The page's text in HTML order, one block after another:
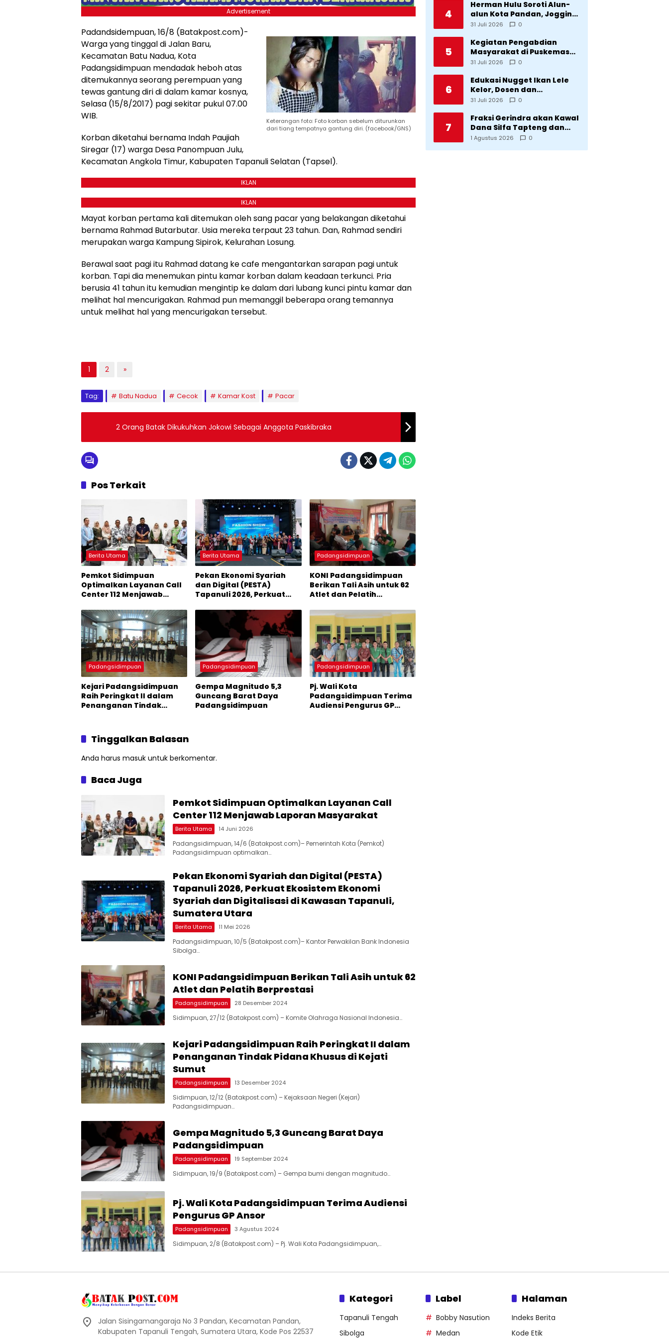
Advertisement
Keterangan foto: Foto korban sebelum diturunkan
dari tiang tempatnya gantung diri. (facebook/GNS)
Padandsidempuan, 16/8 (Batakpost.com)-
Warga yang tinggal di Jalan Baru,
Kecamatan Batu Nadua, Kota
Padangsidimpuan mendadak heboh atas
ditemukannya seorang perempuan yang
tewas gantung diri di dalam kamar kosnya,
Selasa (15/8/2017) pagi sekitar pukul 07.00
WIB.
Korban diketahui bernama Indah Paujiah
Siregar (17) warga Desa Panompuan Julu,
Kecamatan Angkola Timur, Kabupaten Tapanuli Selatan (Tapsel).
IKLAN
IKLAN
Mayat korban pertama kali ditemukan oleh sang pacar yang belakangan diketahui
bernama Rahmad Butarbutar. Usia mereka terpaut 23 tahun. Dan, Rahmad sendiri
merupakan warga Kampung Sipirok, Kelurahan Losung.
Berawal saat pagi itu Rahmad datang ke cafe mengantarkan sarapan pagi untuk
korban. Tapi dia menemukan pintu kamar korban dalam keadaan terkunci. Pria
berusia 41 tahun itu kemudian mengintip ke dalam dari lubang kunci pintu kamar dan
melihat hal mencurigakan. Rahmad pun memanggil beberapa orang temannya
untuk melihat hal yang mencurigakan tersebut.
1 2 »
Tag: Batu Nadua Cecok Kamar Kost Pacar
2 Orang Batak Dikukuhkan Jokowi Sebagai Anggota Paskibraka
Pos Terkait
Berita Utama
Pemkot Sidimpuan
Optimalkan Layanan Call
Center 112 Menjawab
Berita Utama
Pekan Ekonomi Syariah
dan Digital (PESTA)
Tapanuli 2026, Perkuat
dan Digitalisasi di
Kawasan Tapanuli,
Sumatera Utara
Padangsidimpuan
KONI Padangsidimpuan
Berikan Tali Asih untuk 62
Atlet dan Pelatih
Padangsidimpuan
Kejari Padangsidimpuan
Raih Peringkat II dalam
Penanganan Tindak
Padangsidimpuan
Gempa Magnitudo 5,3
Guncang Barat Daya
Padangsidimpuan
Padangsidimpuan
Pj. Wali Kota
Padangsidimpuan Terima
Audiensi Pengurus GP
Tinggalkan Balasan
Anda harus masuk untuk berkomentar.
Baca Juga
Pemkot Sidimpuan Optimalkan Layanan Call
Center 112 Menjawab Laporan Masyarakat
Berita Utama 14 Juni 2026
Padangsidimpuan, 14/6 (Batakpost.com)– Pemerintah Kota (Pemkot)
Padangsidimpuan optimalkan…
Pekan Ekonomi Syariah dan Digital (PESTA)
Tapanuli 2026, Perkuat Ekosistem Ekonomi
Syariah dan Digitalisasi di Kawasan Tapanuli,
Sumatera Utara
Berita Utama 11 Mei 2026
Padangsidimpuan, 10/5 (Batakpost.com)– Kantor Perwakilan Bank Indonesia
Sibolga…
KONI Padangsidimpuan Berikan Tali Asih untuk 62
Atlet dan Pelatih Berprestasi
Padangsidimpuan 28 Desember 2024
Sidimpuan, 27/12 (Batakpost.com) – Komite Olahraga Nasional Indonesia…
Kejari Padangsidimpuan Raih Peringkat II dalam
Penanganan Tindak Pidana Khusus di Kejati
Sumut
Padangsidimpuan 13 Desember 2024
Sidimpuan, 12/12 (Batakpost.com) – Kejaksaan Negeri (Kejari)
Padangsidimpuan…
Gempa Magnitudo 5,3 Guncang Barat Daya
Padangsidimpuan
Padangsidimpuan 19 September 2024
Sidimpuan, 19/9 (Batakpost.com) – Gempa bumi dengan magnitudo…
Pj. Wali Kota Padangsidimpuan Terima Audiensi
Pengurus GP Ansor
Padangsidimpuan 3 Agustus 2024
Sidimpuan, 2/8 (Batakpost.com) – Pj. Wali Kota Padangsidimpuan,…
4
Herman Hulu Soroti Alun-
alun Kota Pandan, Jogging
Track, Lampu Jalan Lingkar
31 Juli 2026 0
5
Kegiatan Pengabdian
Masyarakat di Puskemas
Sitadatada
31 Juli 2026 0
6
Edukasi Nugget Ikan Lele
Kelor, Dosen dan
Mahasiswa Dorong
Desa Silangkitang
Kecamatan Pahae Jae
31 Juli 2026 0
7
Fraksi Gerindra akan Kawal
Dana Silfa Tapteng dan
TKD Rp298 Miliar: Jangan
1 Agustus 2026 0
Jalan Sisingamangaraja No 3 Pandan, Kecamatan Pandan,
Kabupaten Tapanuli Tengah, Sumatera Utara, Kode Pos 22537
Kategori
Tapanuli Tengah
Sibolga
Label
Bobby Nasution
Medan
Halaman
Indeks Berita
Kode Etik